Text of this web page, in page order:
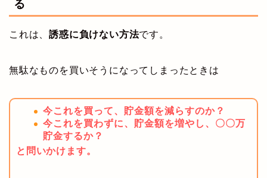
る
これは、誘惑に負けない方法です。
無駄なものを買いそうになってしまったときは
今これを買って、貯金額を減らすのか？
今これを買わずに、貯金額を増やし、〇〇万
貯金するか？
と問いかけます。